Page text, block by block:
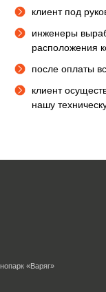
клиент под
инженеры
расположения
после оплаты
клиент
нашу
«Варяг»